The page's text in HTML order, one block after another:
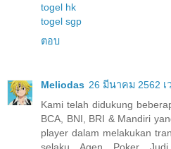
togel hk
togel sgp
ตอบ
Meliodas 26 มีนาคม 2562 เ
Kami telah didukung
BCA, BNI, BRI & Mandiri
player dalam melakukan